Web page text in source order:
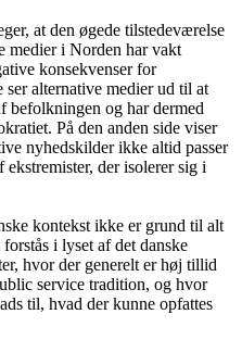
at den øgede tilstedeværelse
medier i Norden har vakt
konsekvenser for
ser alternative medier ud til at
befolkningen og har dermed
På den anden side viser
nyhedskilder ikke altid passer
der isolerer sig i
kontekst ikke er grund til alt
i lyset af det danske
hvor der generelt er høj tillid
service tradition, og hvor
til, hvad der kunne opfattes